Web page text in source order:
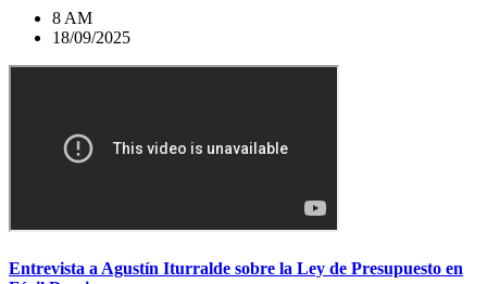
8 AM
18/09/2025
Entrevista a Agustín Iturralde sobre la Ley de Presupuesto en